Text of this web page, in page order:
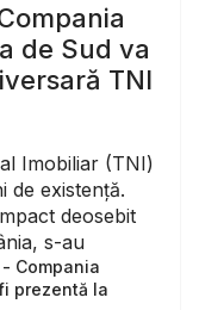
de Sud va
TNI
Imobiliar (TNI)
de existență.
deosebit
s-au
Compania
prezentă la